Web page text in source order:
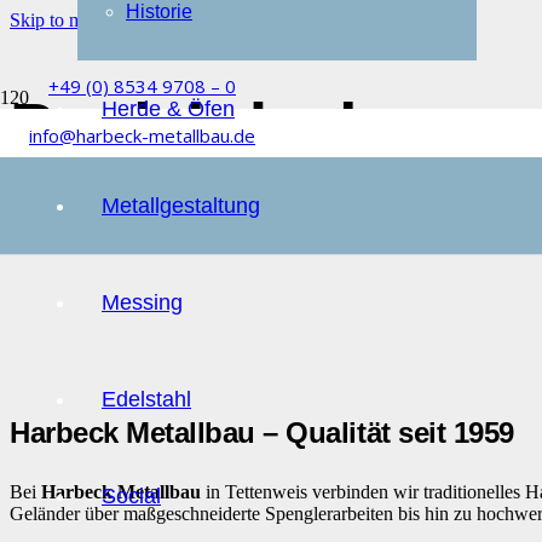
Skip to main contentSkip to footer
+49 (0) 8534 9708 – 0
info@harbeck-metallbau.de
Historie
Herde & Öfen
Metallgestaltung
Messing
Edelstahl
Social
Poolabdeckung
Harbeck Metallbau – Qualität seit 1959
Bei Harbeck Metallbau in Tettenweis verbinden wir traditionelles
Geländer über maßgeschneiderte Spenglerarbeiten bis hin zu